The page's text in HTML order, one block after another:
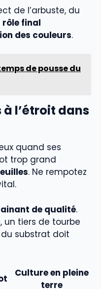
de l’arbuste, du
rôle final
des couleurs.
de pousse du
l’étroit dans
quand ses
trop grand
. Ne rempotez
de qualité.
un tiers de tourbe
du substrat doit
Culture en pleine
terre